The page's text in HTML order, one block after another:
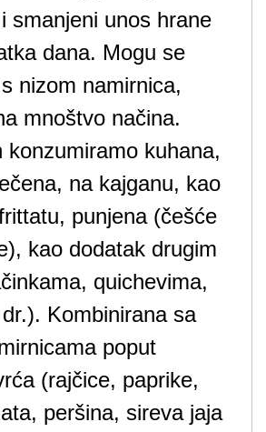
smanjeni unos hrane
dana. Mogu se
nizom namirnica,
mnoštvo načina.
konzumiramo kuhana,
na kajganu, kao
punjena (češće
kao dodatak drugim
quichevima,
Kombinirana sa
poput
(rajčice, paprike,
peršina, sireva jaja